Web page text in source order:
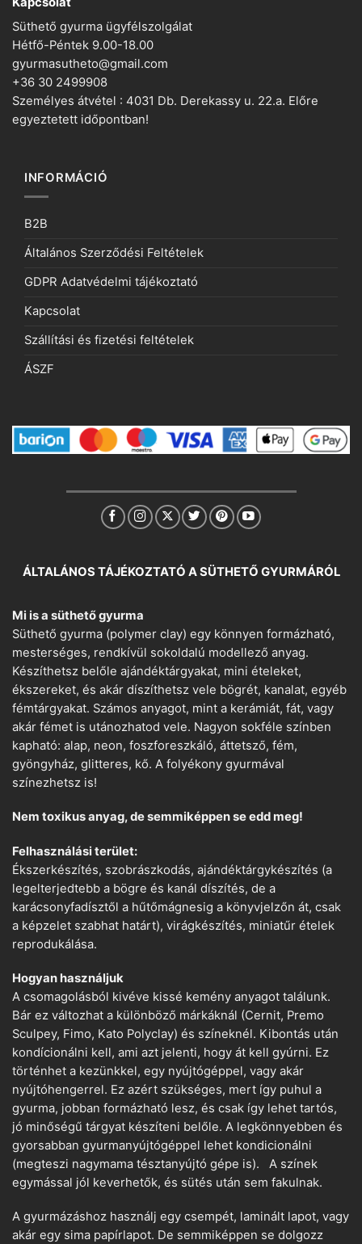
Süthető gyurma ügyfélszolgálat
Hétfő-Péntek 9.00-18.00
gyurmasutheto@gmail.com
+36 30 2499908
Személyes átvétel : 4031 Db. Derekassy u. 22.a. Előre
egyeztetett időpontban!
INFORMÁCIÓ
B2B
Általános Szerződési Feltételek
GDPR Adatvédelmi tájékoztató
Kapcsolat
Szállítási és fizetési feltételek
ÁSZF
ÁLTALÁNOS TÁJÉKOZTATÓ A SÜTHETŐ GYURMÁRÓL
Mi is a süthető gyurma
Süthető gyurma (polymer clay) egy könnyen formázható,
mesterséges, rendkívül sokoldalú modellező anyag.
Készíthetsz belőle ajándéktárgyakat, mini ételeket,
ékszereket, és akár díszíthetsz vele bögrét, kanalat, egyéb
fémtárgyakat. Számos anyagot, mint a kerámiát, fát, vagy
akár fémet is utánozhatod vele. Nagyon sokféle színben
kapható: alap, neon, foszforeszkáló, áttetsző, fém,
gyöngyház, glitteres, kő. A folyékony gyurmával
színezhetsz is!
Nem toxikus anyag, de semmiképpen se edd meg!
Felhasználási terület:
Ékszerkészítés, szobrászkodás, ajándéktárgykészítés (a
legelterjedtebb a bögre és kanál díszítés, de a
karácsonyfadísztől a hűtőmágnesig a könyvjelzőn át, csak
a képzelet szabhat határt), virágkészítés, miniatűr ételek
reprodukálása.
Hogyan használjuk
A csomagolásból kivéve kissé kemény anyagot találunk.
Bár ez változhat a különböző márkáknál (Cernit, Premo
Sculpey, Fimo, Kato Polyclay) és színeknél. Kibontás után
kondícionálni kell, ami azt jelenti, hogy át kell gyúrni. Ez
történhet a kezünkkel, egy nyújtógéppel, vagy akár
nyújtóhengerrel. Ez azért szükséges, mert így puhul a
gyurma, jobban formázható lesz, és csak így lehet tartós,
jó minőségű tárgyat készíteni belőle. A legkönnyebben és
gyorsabban gyurmanyújtógéppel lehet kondicionálni
(megteszi nagymama tésztanyújtó gépe is). A színek
egymással jól keverhetők, és sütés után sem fakulnak.
A gyurmázáshoz használj egy csempét, laminált lapot, vagy
akár egy sima papírlapot. De semmiképpen se dolgozz